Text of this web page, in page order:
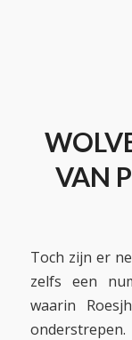
VAN
Toch zijn er
zelfs een
waarin